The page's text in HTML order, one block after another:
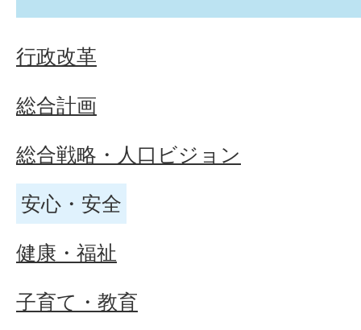
行政改革
総合計画
総合戦略・人口ビジョン
安心・安全
健康・福祉
子育て・教育